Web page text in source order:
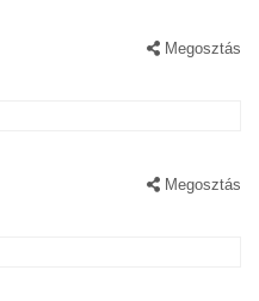
Megosztás
Megosztás